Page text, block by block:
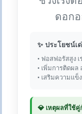
ดอก
✨ ประโยชน์เ
• ฟอสฟอรัสสูง เ
• เพิ่มการติดผล
• เสริมความแข็
💎 เหตุผลที่ใช้คู่